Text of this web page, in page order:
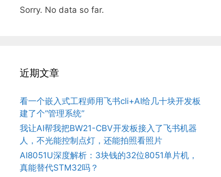
Sorry. No data so far.
近期文章
看一个嵌入式工程师用飞书cli+AI给几十块开发板
建了个“管理系统”
我让AI帮我把BW21-CBV开发板接入了飞书机器
人，不光能控制点灯，还能拍照看照片
AI8051U深度解析：3块钱的32位8051单片机，
真能替代STM32吗？